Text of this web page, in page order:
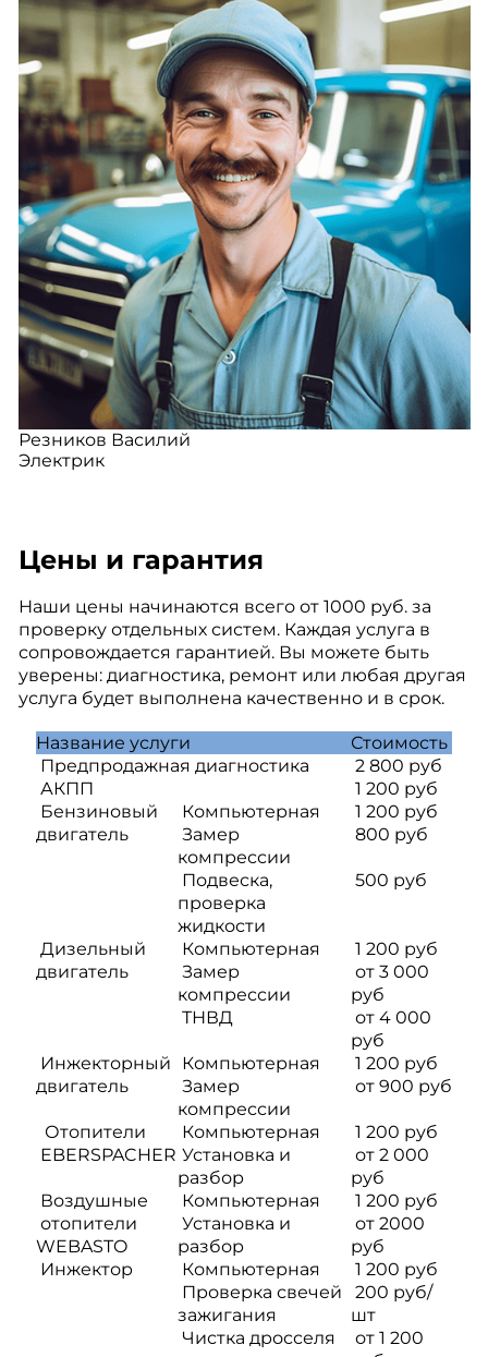
Резников Василий
Электрик
Цены и гарантия
Наши цены начинаются всего от 1000 руб. за
проверку отдельных систем. Каждая услуга в
сопровождается гарантией. Вы можете быть
уверены: диагностика, ремонт или любая другая
услуга будет выполнена качественно и в срок.
Название услуги
Стоимость
Предпродажная диагностика
2 800 руб
АКПП
1 200 руб
Бензиновый
двигатель
Компьютерная
1 200 руб
Замер
компрессии
800 руб
Подвеска,
проверка
жидкости
500 руб
Дизельный
двигатель
Компьютерная
1 200 руб
Замер
компрессии
от 3 000
руб
ТНВД
от 4 000
руб
Инжекторный
двигатель
Компьютерная
1 200 руб
Замер
компрессии
от 900 руб
Отопители
EBERSPACHER
Компьютерная
1 200 руб
Установка и
разбор
от 2 000
руб
Воздушные
отопители
WEBASTO
Компьютерная
1 200 руб
Установка и
разбор
от 2000
руб
Инжектор
Компьютерная
1 200 руб
Проверка свечей
зажигания
200 руб/
шт
Чистка дросселя
от 1 200